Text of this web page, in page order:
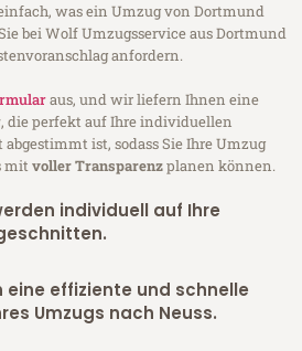
was ein Umzug von Dortmund
bei Wolf Umzugsservice aus Dortmund
anfordern.
aus, und wir liefern Ihnen eine
, die perfekt auf Ihre individuellen
ist, sodass Sie Ihre Umzug
mitvoller Transparenzplanen können.
individuell auf Ihre
eine effiziente und schnelle
Umzugs nach Neuss.